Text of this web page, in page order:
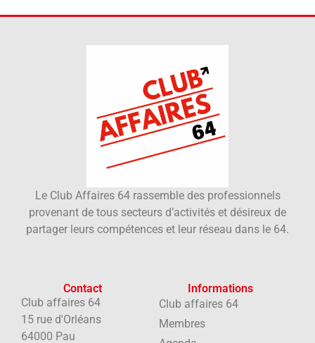
Le Club Affaires 64 rassemble des professionnels
provenant de tous secteurs d’activités et désireux de
partager leurs compétences et leur réseau dans le 64.
Contact
Club affaires 64
15 rue d'Orléans
64000 Pau
Informations
Club affaires 64
Membres